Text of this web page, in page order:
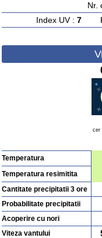
Nr.
Index UV : 7
cer
Temperatura
Temperatura resimitita
Cantitate precipitatii 3 ore
Probabilitate precipitatii
Acoperire cu nori
Viteza vantului